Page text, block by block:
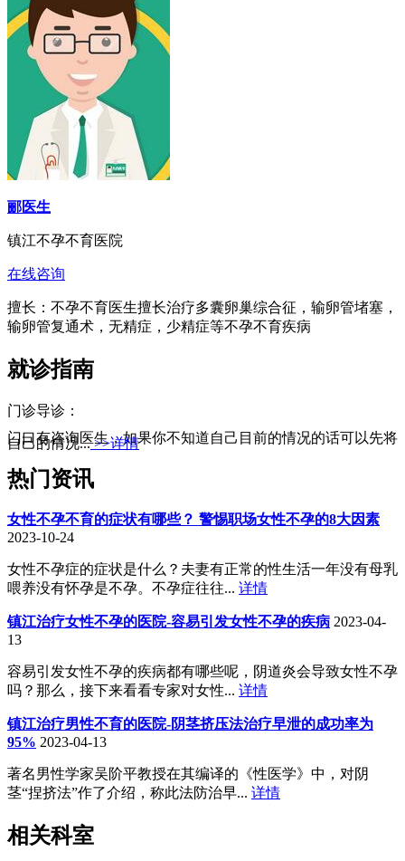
郦医生
镇江不孕不育医院
在线咨询
擅长：不孕不育医生擅长治疗多囊卵巢综合征，输卵管堵塞，
输卵管复通术，无精症，少精症等不孕不育疾病
就诊指南
门诊导诊：
门口有咨询医生，如果你不知道自己目前的情况的话可以先将
自己的情况...>>详情
热门资讯
女性不孕不育的症状有哪些？ 警惕职场女性不孕的8大因素
2023-10-24
女性不孕症的症状是什么？夫妻有正常的性生活一年没有母乳
喂养没有怀孕是不孕。不孕症往往... 详情
镇江治疗女性不孕的医院-容易引发女性不孕的疾病 2023-04-
13
容易引发女性不孕的疾病都有哪些呢，阴道炎会导致女性不孕
吗？那么，接下来看看专家对女性... 详情
镇江治疗男性不育的医院-阴茎挤压法治疗早泄的成功率为
95% 2023-04-13
著名男性学家吴阶平教授在其编译的《性医学》中，对阴
茎“捏挤法”作了介绍，称此法防治早... 详情
相关科室